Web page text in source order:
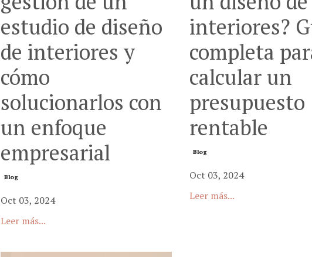
estudio de diseño
de interiores y
cómo
solucionarlos con
un enfoque
empresarial
Blog
Oct 03, 2024
Leer más...
interiores?
completa
calcular un
presupuesto
rentable
Blog
Oct 03, 2024
Leer más...